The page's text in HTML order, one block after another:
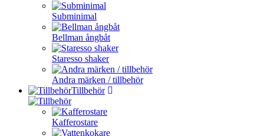
Subminimal
Bellman ångbåt
Staresso shaker
Andra märken / tillbehör
Tillbehör
Kafferostare